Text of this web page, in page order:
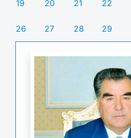
19 20 21 22
26 27 28 29